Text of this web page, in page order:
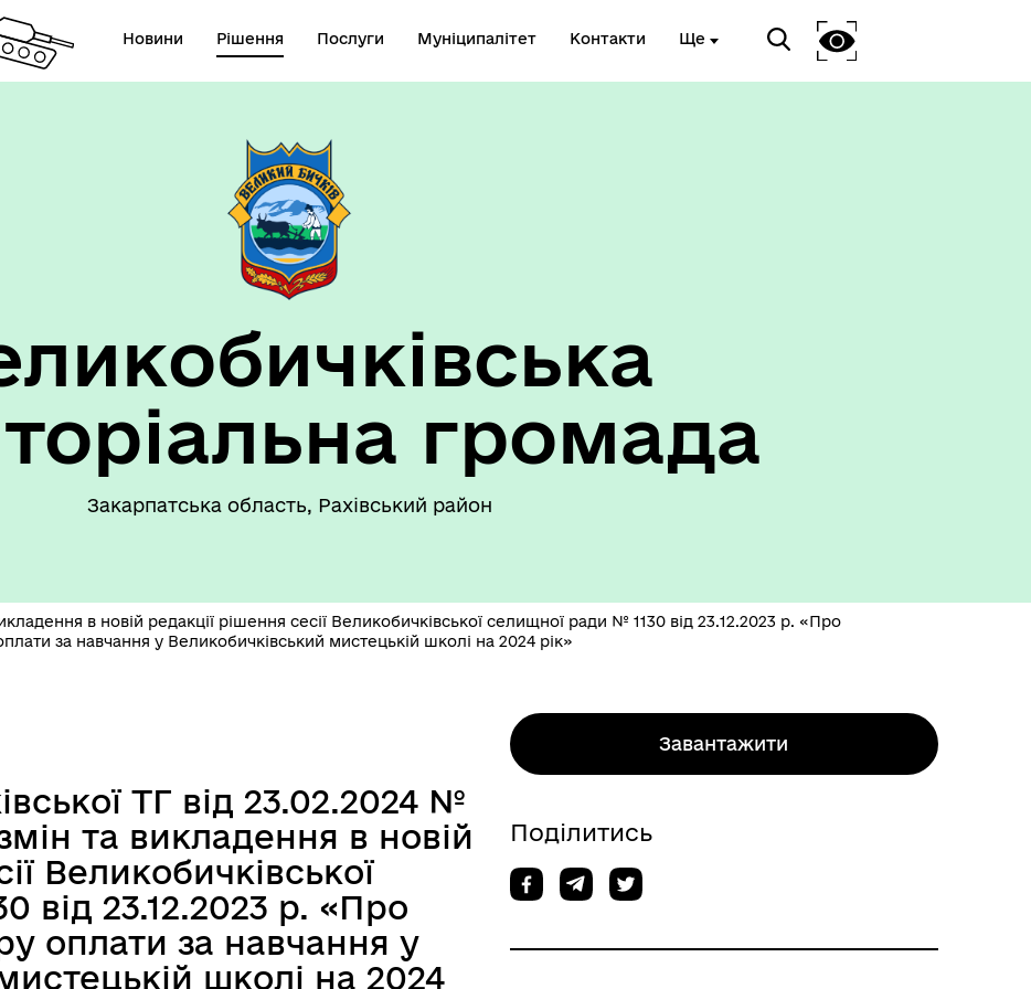
Новини Рішення Послуги Муніципалітет Контакти Ще
установ Великобичківської ТГ
громада
Закарпатська область, Рахівський район
в новій редакції рішення сесії Великобичківської селищної ради № 1130 від 23.12.2023 р. «Про
за навчання у Великобичківський мистецькій школі на 2024 рік»
ТГ від 23.02.2024 №
та викладення в новій
Великобичківської
від 23.12.2023 р. «Про
оплати за навчання у
школі на 2024
Завантажити
Поділитись